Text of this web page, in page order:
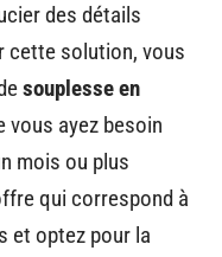
des détails
cette solution, vous
souplesse en
vous ayez besoin
mois ou plus
qui correspond à
et optez pour la